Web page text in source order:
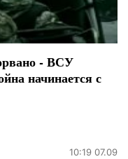
- ВСУ
начинается с
10:19 07.09